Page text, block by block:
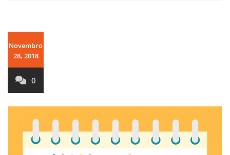
Novembro
28, 2018
0